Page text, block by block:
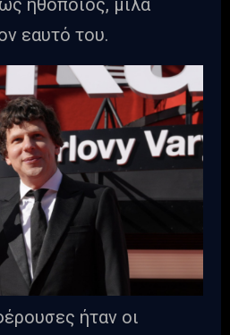
ηθοποιός, μιλά
εαυτό του.
ήταν οι